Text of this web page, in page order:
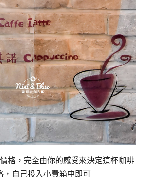
格，完全由你的感受來決定這杯咖啡
，自己投入小費箱中即可